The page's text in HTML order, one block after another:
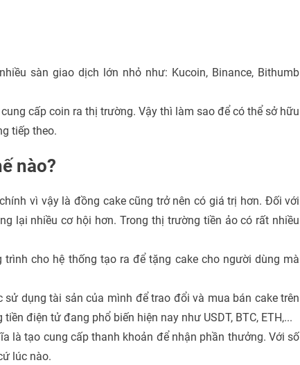
sàn giao dịch lớn nhỏ như: Kucoin, Binance, Bithumb
cấp coin ra thị trường. Vậy thì làm sao để có thể sở hữu
tiếp theo.
nào?
vì vậy là đồng cake cũng trở nên có giá trị hơn. Đối với
lại nhiều cơ hội hơn. Trong thị trường tiền ảo có rất nhiều
cho hệ thống tạo ra để tặng cake cho người dùng mà
sử dụng tài sản của mình để trao đổi và mua bán cake trên
điện tử đang phổ biến hiện nay như USDT, BTC, ETH,...
là tạo cung cấp thanh khoản để nhận phần thưởng. Với số
lúc nào.